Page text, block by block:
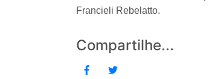
Francieli Rebelatto.
Compartilhe...